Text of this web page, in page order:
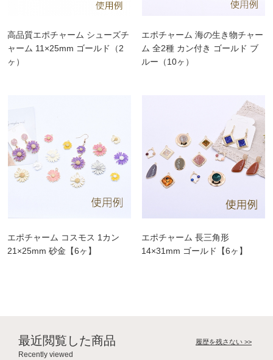
高品質エポチャーム シューズチ
ャーム 11×25mm ゴールド（2
ヶ）
エポチャーム 海の生き物チャー
ム 全2種 カン付き ゴールド ブ
ルー（10ヶ）
エポチャーム コスモス 1カン
21×25mm 砂金【6ヶ】
エポチャーム 長三角形
14×31mm ゴールド【6ヶ】
最近閲覧した商品
Recently viewed
履歴を残さない >>